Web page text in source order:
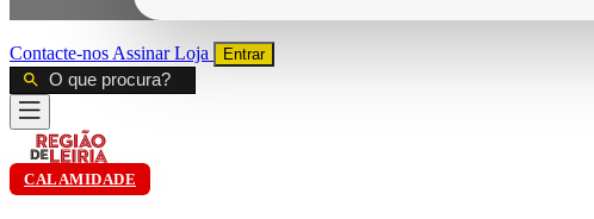
Contacte-nos AssinarLoja Entrar
CALAMIDADE